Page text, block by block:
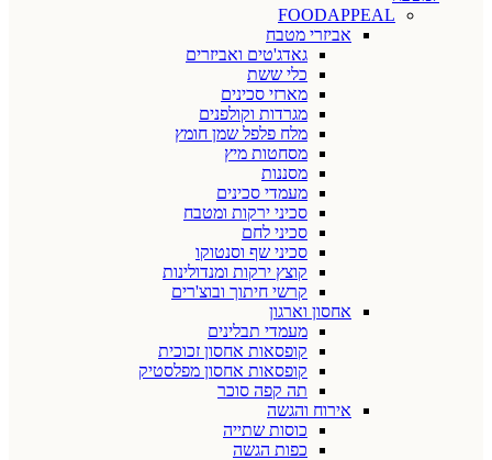
FOODAPPEAL
אביזרי מטבח
גאדג'טים ואביזרים
כלי ששת
מארזי סכינים
מגרדות וקולפנים
מלח פלפל שמן חומץ
מסחטות מיץ
מסננות
מעמדי סכינים
סכיני ירקות ומטבח
סכיני לחם
סכיני שף וסנטוקו
קוצץ ירקות ומנדולינות
קרשי חיתוך ובוצ'רים
אחסון וארגון
מעמדי תבלינים
קופסאות אחסון זכוכית
קופסאות אחסון מפלסטיק
תה קפה סוכר
אירוח והגשה
כוסות שתייה
כפות הגשה